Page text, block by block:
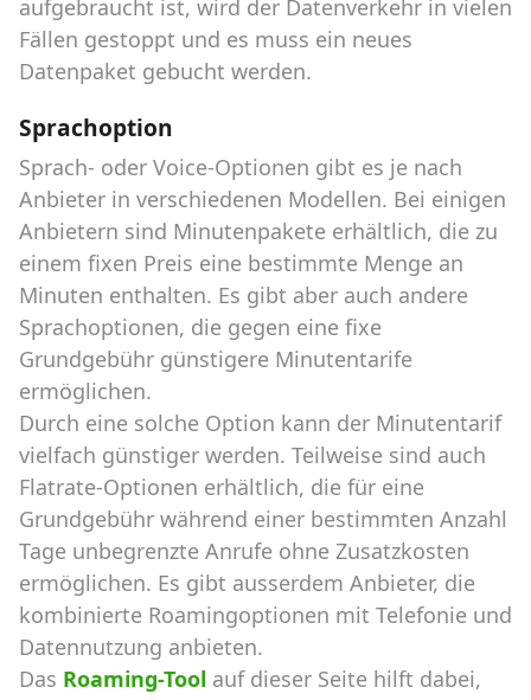
aufgebraucht ist, wird der Datenverkehr in vielen
Fällen gestoppt und es muss ein neues
Datenpaket gebucht werden.
Sprachoption
Sprach- oder Voice-Optionen gibt es je nach
Anbieter in verschiedenen Modellen. Bei einigen
Anbietern sind Minutenpakete erhältlich, die zu
einem fixen Preis eine bestimmte Menge an
Minuten enthalten. Es gibt aber auch andere
Sprachoptionen, die gegen eine fixe
Grundgebühr günstigere Minutentarife
ermöglichen.
Durch eine solche Option kann der Minutentarif
vielfach günstiger werden. Teilweise sind auch
Flatrate-Optionen erhältlich, die für eine
Grundgebühr während einer bestimmten Anzahl
Tage unbegrenzte Anrufe ohne Zusatzkosten
ermöglichen. Es gibt ausserdem Anbieter, die
kombinierte Roamingoptionen mit Telefonie und
Datennutzung anbieten.
Das Roaming-Tool auf dieser Seite hilft dabei,